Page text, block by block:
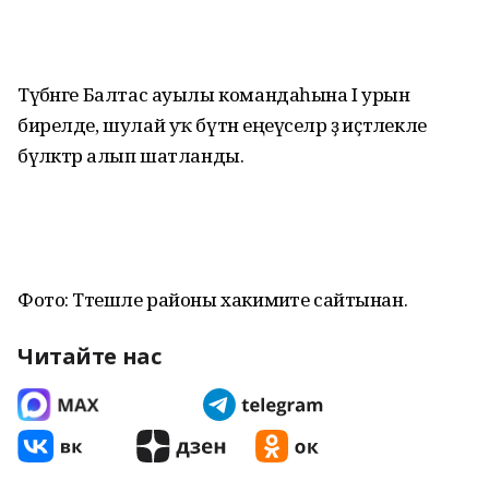
Түбәнге Балтас ауылы командаһына I урын
бирелде, шулай уҡ бүтән еңеүселәр ҙә иҫтәлекле
бүләктәр алып шатланды.
Фото: Тәтешле районы хакимиәте сайтынан.
Читайте нас